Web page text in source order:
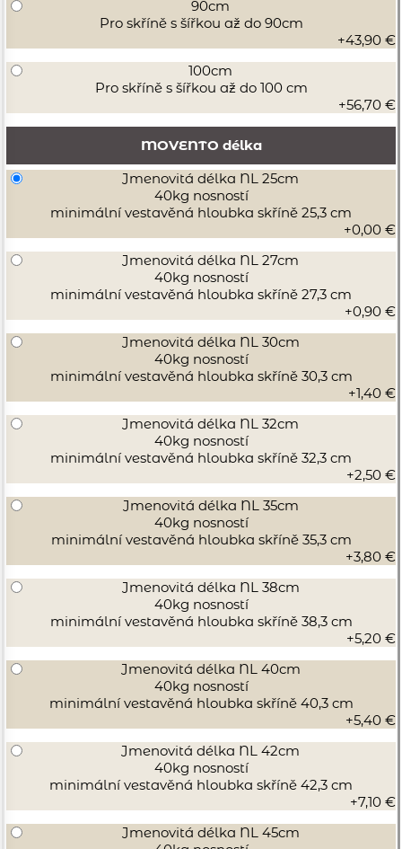
90cm
Pro skříně s šířkou až do 90cm
+43,90 €
100cm
Pro skříně s šířkou až do 100 cm
+56,70 €
MOVENTO délka
Jmenovitá délka NL 25cm
40kg nosností
minimální vestavěná hloubka skříně 25,3 cm
+0,00 €
Jmenovitá délka NL 27cm
40kg nosností
minimální vestavěná hloubka skříně 27,3 cm
+0,90 €
Jmenovitá délka NL 30cm
40kg nosností
minimální vestavěná hloubka skříně 30,3 cm
+1,40 €
Jmenovitá délka NL 32cm
40kg nosností
minimální vestavěná hloubka skříně 32,3 cm
+2,50 €
Jmenovitá délka NL 35cm
40kg nosností
minimální vestavěná hloubka skříně 35,3 cm
+3,80 €
Jmenovitá délka NL 38cm
40kg nosností
minimální vestavěná hloubka skříně 38,3 cm
+5,20 €
Jmenovitá délka NL 40cm
40kg nosností
minimální vestavěná hloubka skříně 40,3 cm
+5,40 €
Jmenovitá délka NL 42cm
40kg nosností
minimální vestavěná hloubka skříně 42,3 cm
+7,10 €
Jmenovitá délka NL 45cm